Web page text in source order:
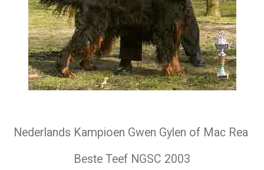
Nederlands Kampioen Gwen Gylen of Mac Rea
Beste Teef NGSC 2003